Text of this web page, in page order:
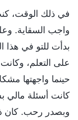
في ذلك الوقت،
واجب السقاية.
بدأت للتو في هذا
على التعلم،
حينما واجهتها
كانت أسئلة مالي
وبصدر رحب. كان